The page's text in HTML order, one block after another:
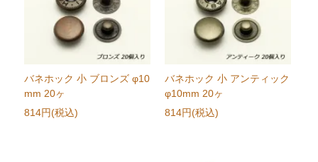
バネホック 小 ブロンズ φ10
mm 20ヶ
814円(税込)
バネホック 小 アンティック
φ10mm 20ヶ
814円(税込)